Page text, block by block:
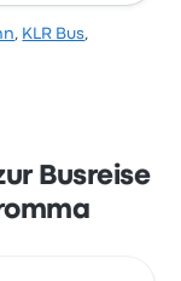
, KLR Bus,
Busreise